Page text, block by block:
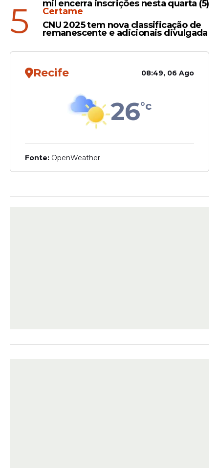
mil encerra inscrições nesta quarta (5)
5
Certame
CNU 2025 tem nova classificação de
remanescente e adicionais divulgada
Recife 08:49, 06 Ago
26°c
Fonte: OpenWeather